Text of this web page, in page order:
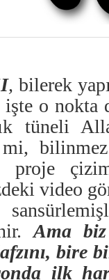
, bilerek
işte o nokta
tüneli
proje
video
Ama
bire
ilk